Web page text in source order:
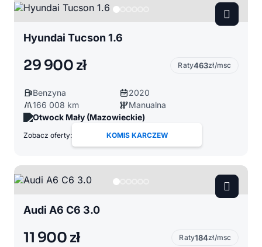
Hyundai Tucson 1.6
29 900 zł Raty463zł/msc
Benzyna
2020
166 008 km
Manualna
Otwock Mały (Mazowieckie)
Zobacz oferty: KOMIS KARCZEW
Audi A6 C6 3.0
11 900 zł Raty184zł/msc